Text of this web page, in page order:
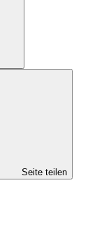
Seite teilen